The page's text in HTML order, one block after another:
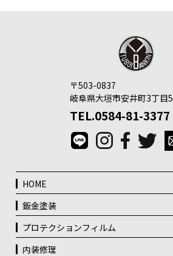
〒503-0837
岐阜県大垣市安井町3丁目5
TEL.0584-81-3377
HOME
鈑金塗装
プロテクションフィルム
内装修理